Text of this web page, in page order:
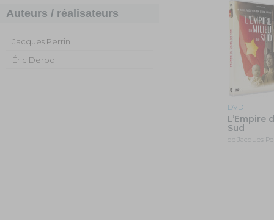
Auteurs / réalisateurs
Jacques Perrin
Éric Deroo
DVD
L’Empire
Sud
de Jacques